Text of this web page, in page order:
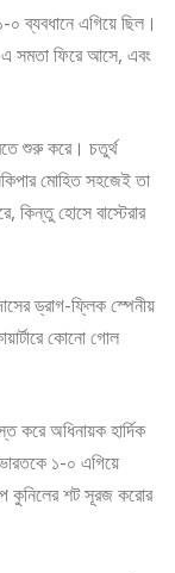
০ ব্যবধানে এগিয়ে ছিল।
এ সমতা ফিরে আসে, এবং
শুরু করে। চতুর্থ
মোহিত সহজেই তা
কিন্তু হোসে বাস্টেরার
ড্রাগ-ফ্লিক স্পেনীয়
কোনো গোল
করে অধিনায়ক হার্দিক
১-০ এগিয়ে
কুনিলের শট সূরজ করোর